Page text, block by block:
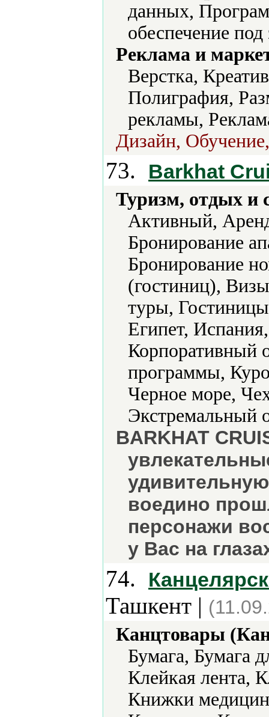
данных,
обеспечение под
Реклама и
Верстка,
Полиграфия,
рекламы,
Дизайн,
73. Barkhat
Туризм, отдых и
Активный,
Бронирование
Бронирование
(гостиниц),
туры,
Египет,
Корпоративный
программы,
Черное море,
Экстремальный
BARKHAT
воедино
персонажи
у Вас на
74.
Ташкент |
Канцтовары
Бумага, Бумага
Клейкая лента,
Книжки